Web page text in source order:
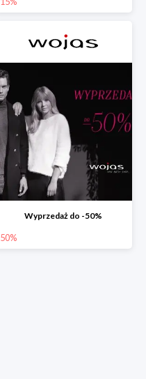
Wyprzedaż do -50%
50%